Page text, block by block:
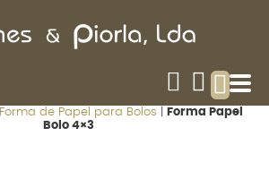
Forma de Papel para Bolos
Forma Papel
Bolo 4×3